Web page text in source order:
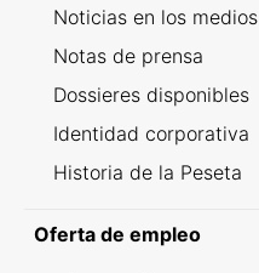
Noticias en los medios
Notas de prensa
Dossieres disponibles
Identidad corporativa
Historia de la Peseta
Oferta de empleo